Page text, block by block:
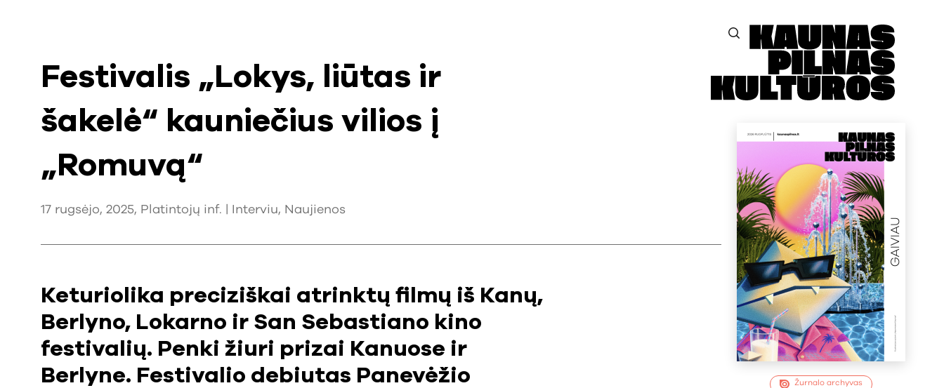
Žurnalo archyvas
Festivalis „Lokys, liūtas ir
šakelė“ kauniečius vilios į
„Romuvą“
17 rugsėjo, 2025, Platintojų inf. | Interviu, Naujienos
Keturiolika preciziškai atrinktų filmų iš Kanų,
Berlyno, Lokarno ir San Sebastiano kino
festivalių. Penki žiuri prizai Kanuose ir
Berlyne. Festivalio debiutas Panevėžio